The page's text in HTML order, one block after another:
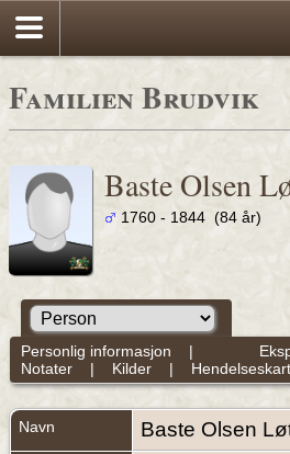
Familien Brudvik
Baste Olsen
1760 - 1844 (84 år)
Personlig informasjon |
Notater| Kilder| Hendelseskart
Navn Baste Olsen